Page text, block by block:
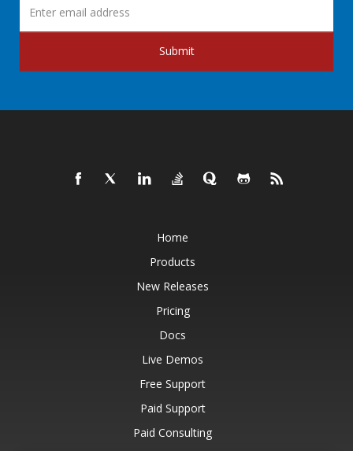
Submit
Home
Products
New Releases
Pricing
Docs
Live Demos
Free Support
Paid Support
Paid Consulting